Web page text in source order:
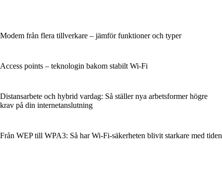
Modem från flera tillverkare – jämför funktioner och typer
Access points – teknologin bakom stabilt Wi-Fi
Distansarbete och hybrid vardag: Så ställer nya arbetsformer högre
krav på din internetanslutning
Från WEP till WPA3: Så har Wi‑Fi‑säkerheten blivit starkare med tiden